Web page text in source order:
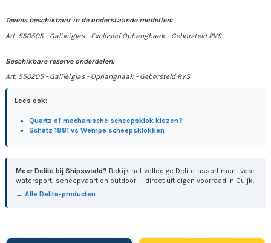
Tevens beschikbaar in de onderstaande modellen:
Art. 550505 - Galileiglas - Exclusief Ophanghaak - Geborsteld RVS
Beschikbare reserve onderdelen:
Art. 550205 - Galileiglas - Ophanghaak - Geborsteld RVS
Lees ook:
Quartz of mechanische scheepsklok kiezen?
Schatz 1881 vs Wempe scheepsklokken
Meer Delite bij Shipsworld? Bekijk het volledige Delite-assortiment voor
watersport, scheepvaart en outdoor — direct uit eigen voorraad in Cuijk.
→ Alle Delite-producten